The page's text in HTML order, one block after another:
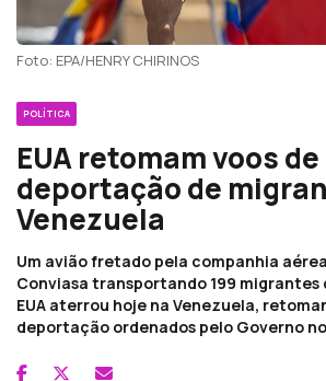
Foto: EPA/HENRY CHIRINOS
POLÍTICA
EUA retomam voos de
deportação de
Venezuela
Um avião fretado pela companhia
Conviasa transportando 199 migrantes
EUA aterrou hoje na Venezuela,
deportação ordenados pelo Governo